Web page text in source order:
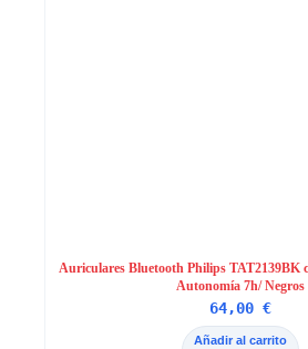
Auriculares Bluetooth Philips TAT2139BK
Autonomía 7h/ Negros
64,00€
Añadir al carrito